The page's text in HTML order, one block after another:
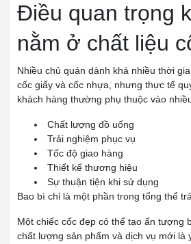
Điều quan trọng
nằm ở chất liệu
Nhiều chủ quán dành khá nhiều thời
cốc giấy và cốc nhựa, nhưng thực tế
khách hàng thường phụ thuộc vào
Chất lượng đồ uống
Trải nghiệm phục vụ
Tốc độ giao hàng
Thiết kế thương hiệu
Sự thuận tiện khi sử dụng
Bao bì chỉ là một phần trong tổng thể
Một chiếc cốc đẹp có thể tạo ấn tượng
chất lượng sản phẩm và dịch vụ mới là